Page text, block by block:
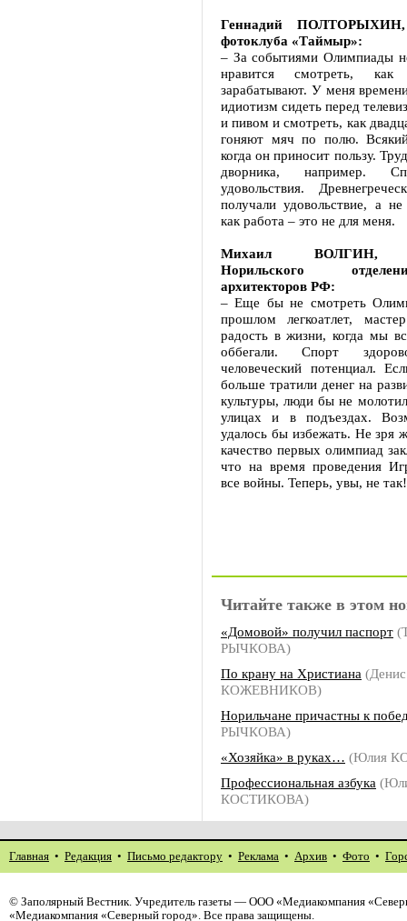
Геннадий ПОЛТОРЫХИН,
фотоклуба «Таймыр»:
– За событиями Олимпиады
нравится смотреть,
зарабатывают. У меня
идиотизм сидеть перед
и пивом и смотреть, как
гоняют мяч по полю.
когда он приносит пользу.
дворника, например.
удовольствия.
получали удовольствие, а
как работа – это не для меня.
Михаил ВОЛГИН,
Норильского
архитекторов РФ:
– Еще бы не смотреть
прошлом легкоатлет,
радость в жизни, когда мы
оббегали. Спорт
человеческий потенциал.
больше тратили денег на
культуры, люди бы не
улицах и в подъездах.
удалось бы избежать. Не зря
качество первых олимпиад
что на время проведения
все войны. Теперь, увы, не так!
Читайте также в этом
«Домовой» получил паспорт
РЫЧКОВА)
По крану на Христиана (Денис
КОЖЕВНИКОВ)
Норильчане причастны к
РЫЧКОВА)
«Хозяйка» в руках… (Юлия
Профессиональная азбука
КОСТИКОВА)
Главная • Редакция • Письмо редактору • Реклама • Архив • Фото •
© Заполярный Вестник. Учредитель газеты — ООО «Медиакомпания
«Медиакомпания «Северный город». Все права защищены.